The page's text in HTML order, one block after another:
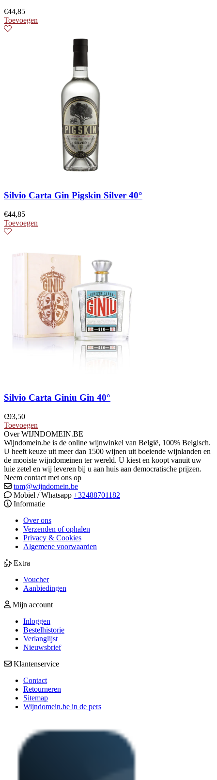
€44,85
Toevoegen
Silvio Carta Gin Pigskin Silver 40°
€44,85
Toevoegen
Silvio Carta Giniu Gin 40°
€93,50
Toevoegen
Over WIJNDOMEIN.BE
Wijndomein.be is de online wijnwinkel van België, 100% Belgisch.
U heeft keuze uit meer dan 1500 wijnen uit boeiende wijnlanden en
de mooiste wijndomeinen ter wereld. U kiest en koopt vanuit uw
luie zetel en wij leveren bij u aan huis aan democratische prijzen.
Neem contact met ons op
tom@wijndomein.be
Mobiel / Whatsapp +32488701182
Informatie
Over ons
Verzenden of ophalen
Privacy & Cookies
Algemene voorwaarden
Extra
Voucher
Aanbiedingen
Mijn account
Inloggen
Bestelhistorie
Verlanglijst
Nieuwsbrief
Klantenservice
Contact
Retourneren
Sitemap
Wijndomein.be in de pers